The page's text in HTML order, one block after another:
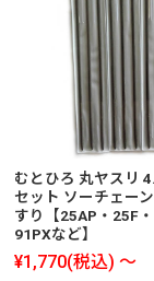
むとひろ 丸ヤスリ
セット ソーチェー
すり【25AP・25F・
91PXなど】
¥1,770(税込) ～